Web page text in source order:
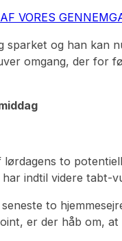
VORES
sparket og han
omgang, der for
to
indtil videre tabt-
to
er der håb om,